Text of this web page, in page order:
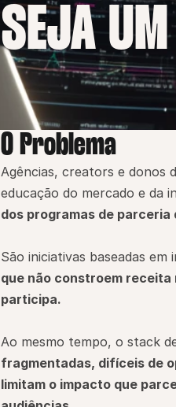
SEJA
O Problema
Agências, creators e donos
educação do mercado e da
dos programas de
São iniciativas baseadas em
que não constroem
participa.
Ao mesmo tempo, o stack
fragmentadas, difíceis de
limitam o impacto que